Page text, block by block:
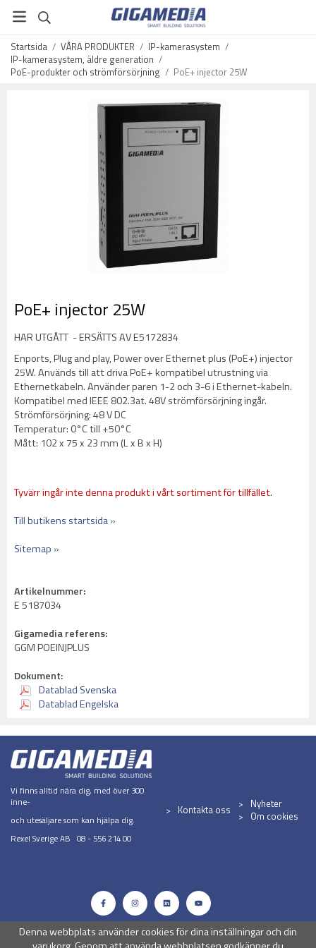
Startsida / VÅRA PRODUKTER / IP-kamerasystem /
IP-kamerasystem, äldre generation /
PoE-produkter och strömförsörjning / PoE+ injector 25W
PoE+ injector 25W
HAR UTGÅTT - ERSÄTTS AV E5172834
Enports, Plug and play, Power over Ethernet plus (PoE+) injector
25W. Används till att driva PoE+ kompatibel utrustning via
Ethernetkabeln. Använder paren 1-2 och 3-6 i Ethernet-kabeln.
Kompatibel med IEEE 802.3at. 48V strömförsörjning ingår.
Strömförsörjning: 48 V DC
Temperatur: 0°C till +50°C
Mått: 102 x 75 x 23 mm (L x B x H)
Tyvärr ingår inte denna produkt i vårt sortiment för tillfället.
Till butikens startsida »
Sitemap »
Artikelnummer:
E 5187034
Gigamedia referens:
GGM POEINJPLUS
Dokument:
Datablad Svenska
Datablad Engelska
Vi finns alltid nära dig, med över 300
inne-
och utesäljare som kan hjälpa dig.
Rexel Sverige AB 08 - 556 214 00
Kontakta oss
Nyheter
Om cookies
Denna webbplats använder cookies för dina inställningar och din